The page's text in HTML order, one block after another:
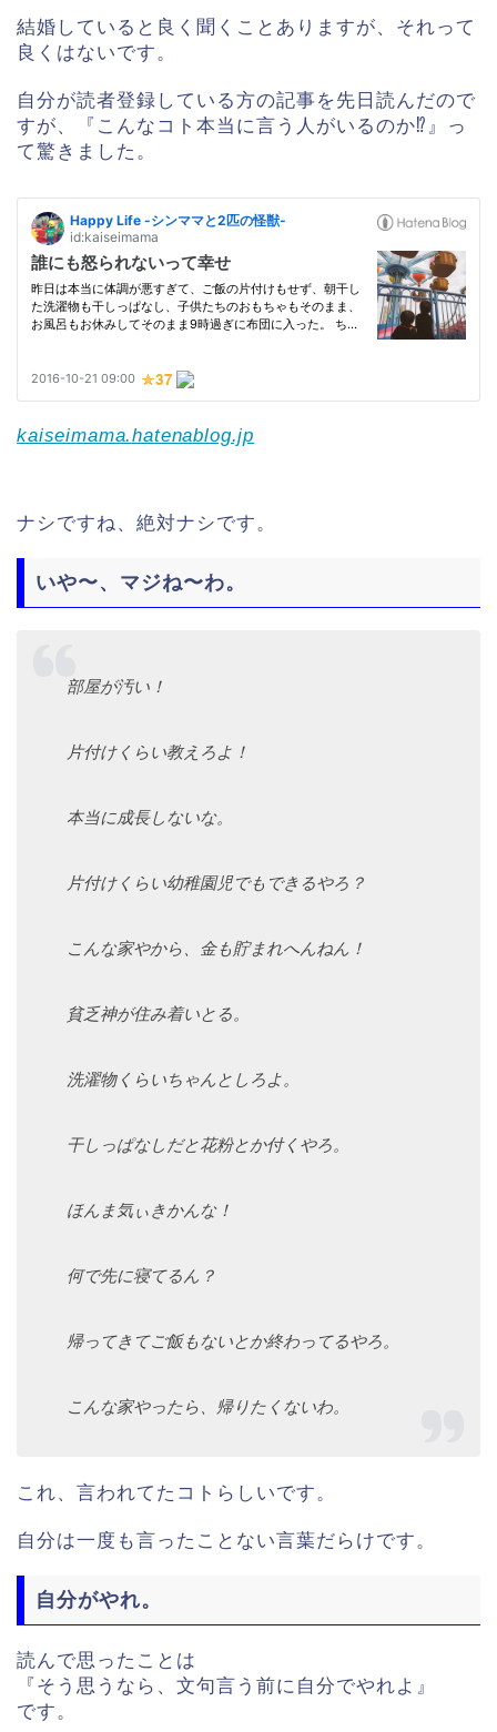
結婚していると良く聞くことありますが、それって
良くはないです。
自分が読者登録している方の記事を先日読んだので
すが、『こんなコト本当に言う人がいるのか⁉︎』っ
て驚きました。
kaiseimama.hatenablog.jp
ナシですね、絶対ナシです。
いや〜、マジね〜わ。
部屋が汚い！
片付けくらい教えろよ！
本当に成長しないな。
片付けくらい幼稚園児でもできるやろ？
こんな家やから、金も貯まれへんねん！
貧乏神が住み着いとる。
洗濯物くらいちゃんとしろよ。
干しっぱなしだと花粉とか付くやろ。
ほんま気ぃきかんな！
何で先に寝てるん？
帰ってきてご飯もないとか終わってるやろ。
こんな家やったら、帰りたくないわ。
これ、言われてたコトらしいです。
自分は一度も言ったことない言葉だらけです。
自分がやれ。
読んで思ったことは
『そう思うなら、文句言う前に自分でやれよ』
です。